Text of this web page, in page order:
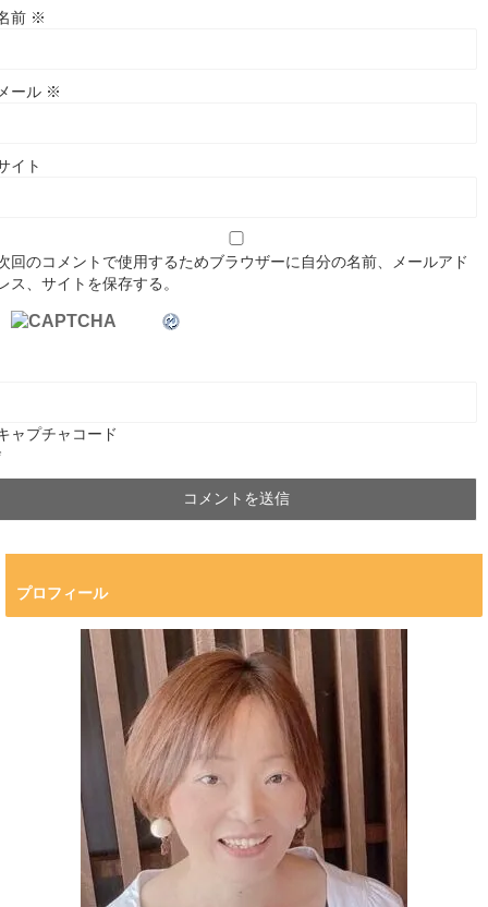
前 ※
ール ※
イト
回のコメントで使用するためブラウザーに自分の名前、メールアド
ス、サイトを保存する。
ャプチャコード
プロフィール